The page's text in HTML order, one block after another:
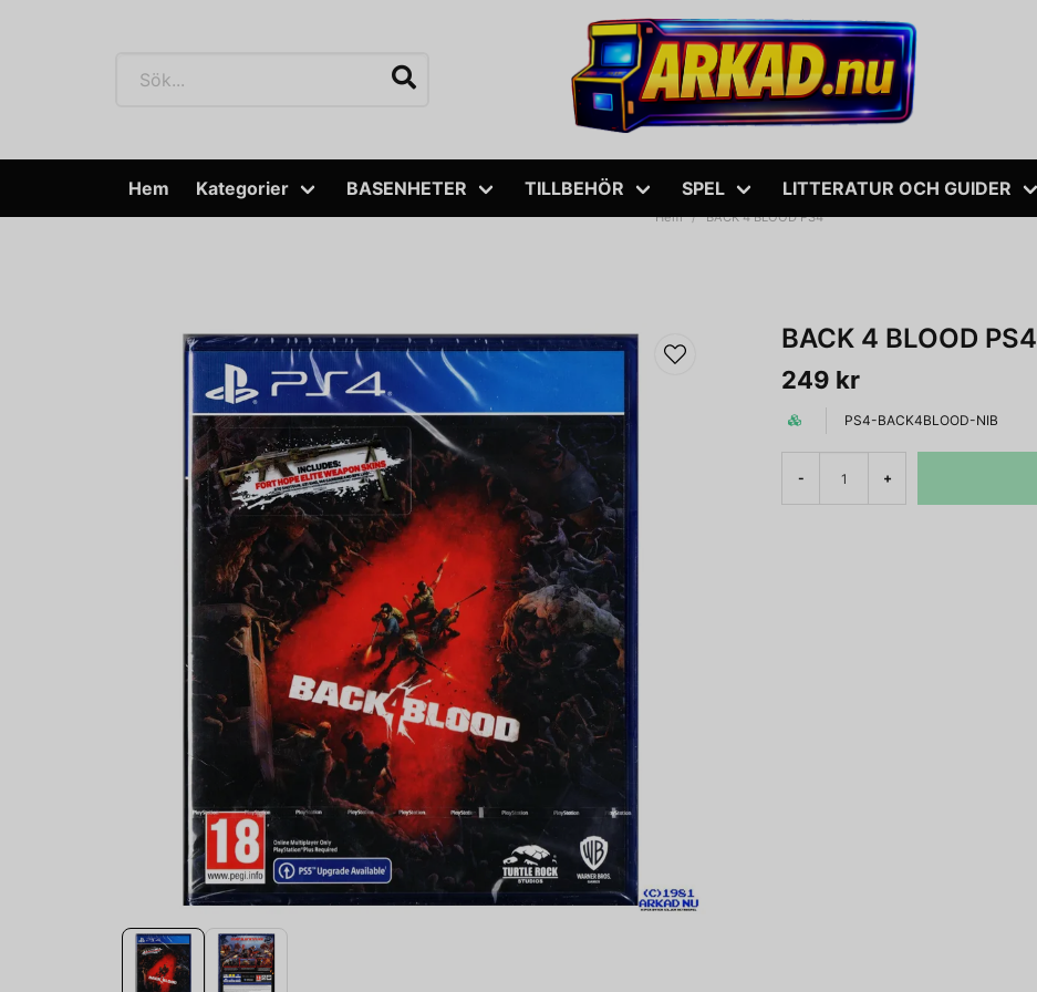
Hem Kategorier BASENHETER TILLBEHÖR SPEL LITTERATUR OCH GUIDER
Hem BACK 4 BLOOD PS4
BACK 4 BLOOD PS4
249 kr
PS4-BACK4BLOOD-NIB
- +